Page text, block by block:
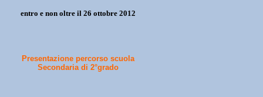
entro e non oltre il 26 ottobre 2012
Presentazione percorso scuola
Secondaria di 2°grado